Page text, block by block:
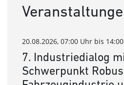
20.08.2026, 07:00 Uhr bis
7. Industriedialog
Schwerpunkt